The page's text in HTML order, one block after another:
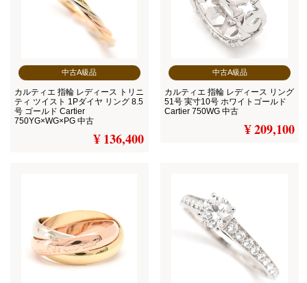
中古A級品
カルティエ 指輪 レディース トリニ
ティ ツイスト 1Pダイヤ リング 8.5
号 ゴールド Cartier
750YG×WG×PG 中古
¥ 136,400
中古A級品
カルティエ 指輪 レディース リング
51号 実寸10号 ホワイトゴールド
Cartier 750WG 中古
¥ 209,100